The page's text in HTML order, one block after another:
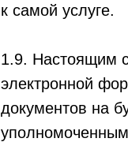
к самой услуге.
1.9. Настоящим
электронной
документов на